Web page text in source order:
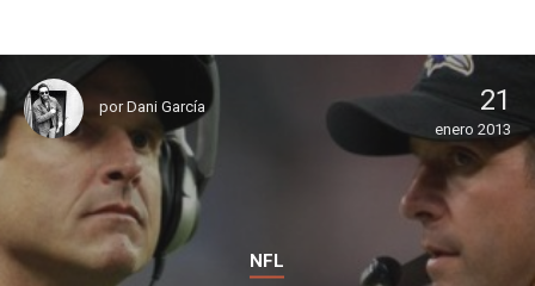
porDani García 21
enero 2013
NFL